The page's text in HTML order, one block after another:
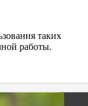
таких
работы.